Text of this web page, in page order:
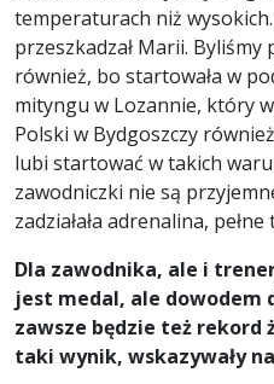
temperaturach niż wysokich.
przeszkadzał Marii.
również, bo startowała w
mityngu w Lozannie, który
Polski w Bydgoszczy
lubi startować w takich
zawodniczki nie są
zadziałała adrenalina,
Dla zawodnika, ale i
jest medal, ale dowodem
zawsze będzie też rekord
taki wynik, wskazywały